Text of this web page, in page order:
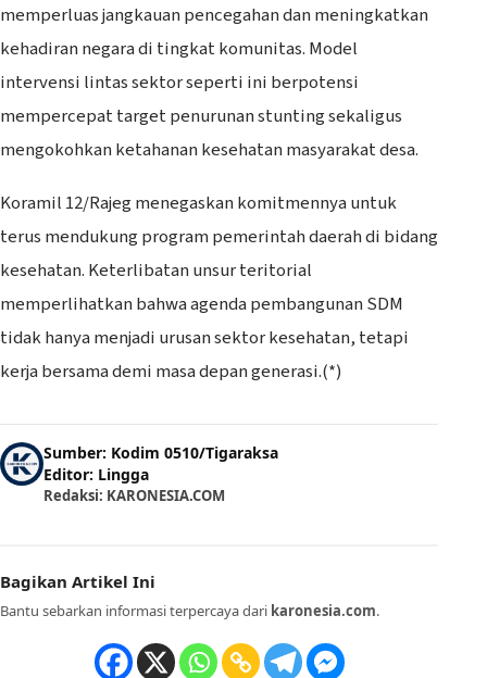
memperluas jangkauan pencegahan dan meningkatkan
kehadiran negara di tingkat komunitas. Model
intervensi lintas sektor seperti ini berpotensi
mempercepat target penurunan stunting sekaligus
mengokohkan ketahanan kesehatan masyarakat desa.
Koramil 12/Rajeg menegaskan komitmennya untuk
terus mendukung program pemerintah daerah di bidang
kesehatan. Keterlibatan unsur teritorial
memperlihatkan bahwa agenda pembangunan SDM
tidak hanya menjadi urusan sektor kesehatan, tetapi
kerja bersama demi masa depan generasi.(*)
Sumber: Kodim 0510/Tigaraksa
Editor: Lingga
Redaksi: KARONESIA.COM
Bagikan Artikel Ini
Bantu sebarkan informasi terpercaya dari karonesia.com.